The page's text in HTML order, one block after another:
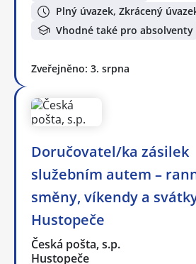
Plný úvazek, Zkrácený
Vhodné také pro absolventy
Zveřejněno: 3. srpna
Doručovatel/ka zásilek
služebním autem –
směny, víkendy a
Hustopeče
Česká pošta, s.p.
Hustopeče